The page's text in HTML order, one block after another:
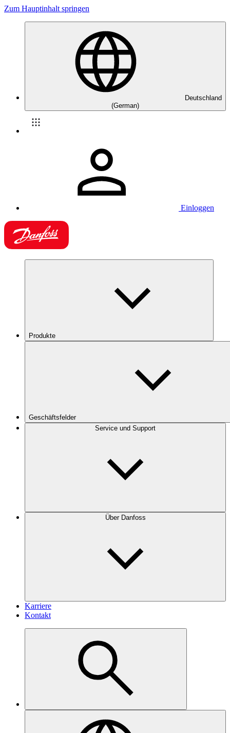
Zum Hauptinhalt springen
Deutschland
(German)
Einloggen
Produkte
Geschäftsfelder
Service und Support
Über Danfoss
Karriere
Kontakt